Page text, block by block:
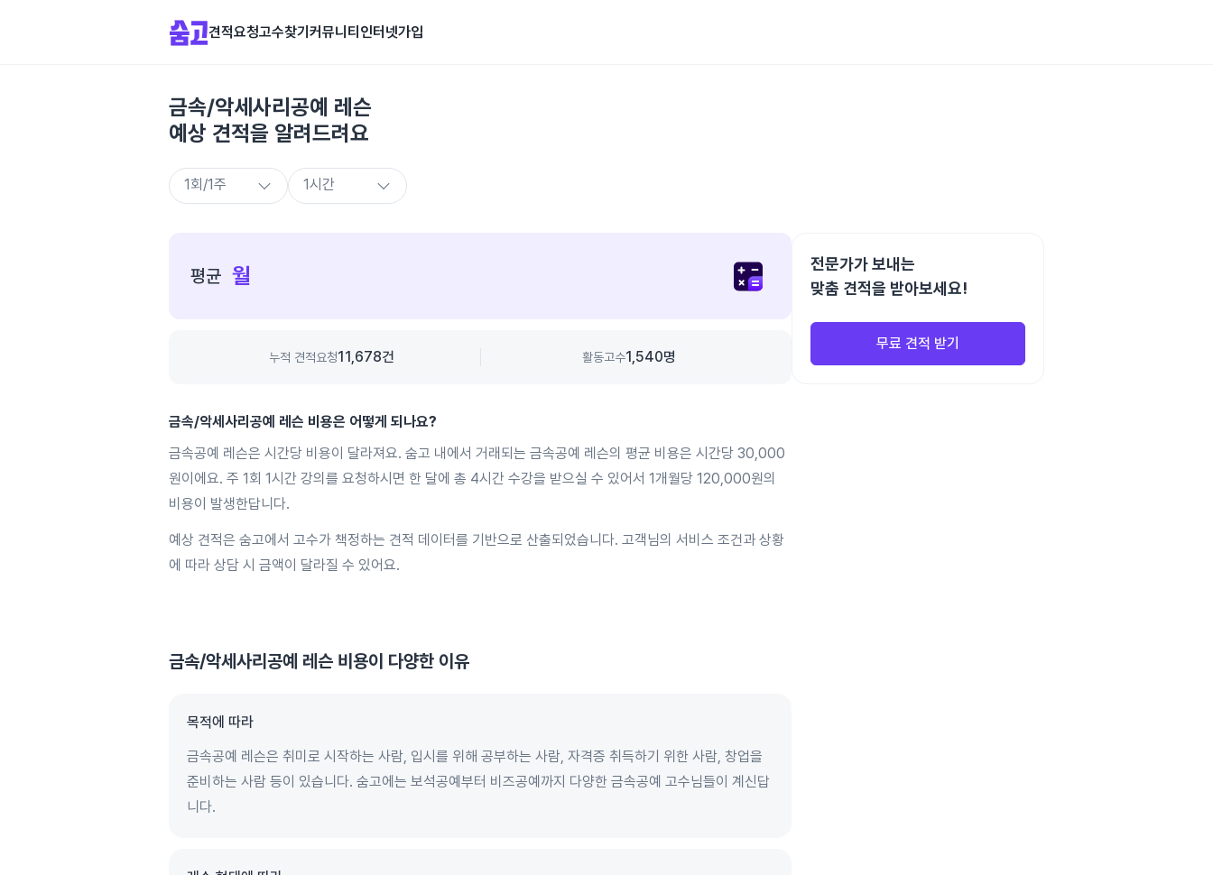
견적요청고수찾기 커뮤니티 인터넷가입
금속/악세사리공예 레슨
예상 견적을 알려드려요
평균 월
누적 견적요청11,678건 활동고수1,540명
금속/악세사리공예 레슨 비용은 어떻게 되나요?
금속공예 레슨은 시간당 비용이 달라져요. 숨고 내에서 거래되는 금속공예 레슨의 평균 비용은 시간당 30,000
원이에요. 주 1회 1시간 강의를 요청하시면 한 달에 총 4시간 수강을 받으실 수 있어서 1개월당 120,000원의
비용이 발생한답니다.
예상 견적은 숨고에서 고수가 책정하는 견적 데이터를 기반으로 산출되었습니다. 고객님의 서비스 조건과 상황
에 따라 상담 시 금액이 달라질 수 있어요.
금속/악세사리공예 레슨 비용이 다양한 이유
목적에 따라
금속공예 레슨은 취미로 시작하는 사람, 입시를 위해 공부하는 사람, 자격증 취득하기 위한 사람, 창업을
준비하는 사람 등이 있습니다. 숨고에는 보석공예부터 비즈공예까지 다양한 금속공예 고수님들이 계신답
니다.
전문가가 보내는
맞춤 견적을 받아보세요!
무료 견적 받기